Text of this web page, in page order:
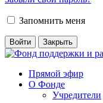
Запомнить меня
Прямой эфир
О Фонде
Учредители